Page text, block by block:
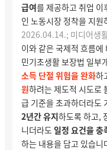
급여를 제공하고 취업 이
인 노동시장 정착을 지원
2026.04.14.; 미디어생
이와 같은 국제적 흐름
민기초생활 보장법 일부
소득 단절 위험을 완화하
원하려는 제도적 시도로
급 기준을 초과하더라도
2년간 유지하도록 하고,
니더라도일정 요건을 충
하는 내용을 담고 있습니